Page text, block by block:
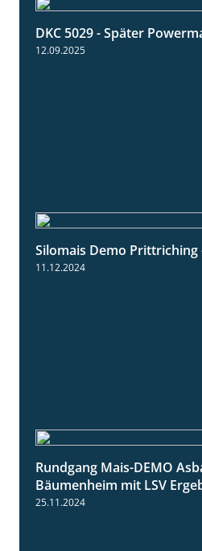
DKC 5029 - Später
12.09.2025
Silomais Demo Prittriching
11.12.2024
Rundgang Mais-DEMO
Bäumenheim mit LSV
25.11.2024